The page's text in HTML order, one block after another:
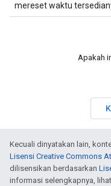
mereset waktu
Apakah
Kecuali dinyatakan lain,
Lisensi Creative Commons
dilisensikan berdasarkan
informasi selengkapnya, lihat